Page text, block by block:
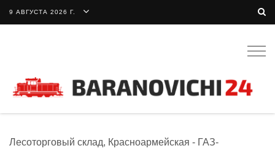
9 АВГУСТА 2026 Г.
Лесоторговый склад, Красноармейская - ГАЗ-